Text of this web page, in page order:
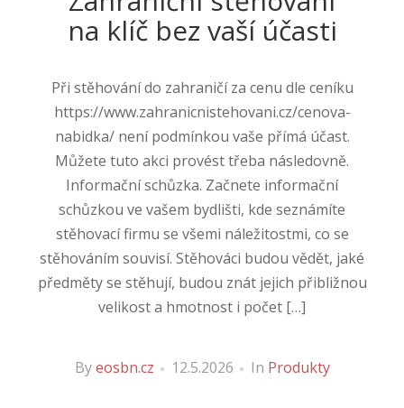
na klíč bez vaší účasti
Při stěhování do zahraničí za cenu dle ceníku
https://www.zahranicnistehovani.cz/cenova-
nabidka/ není podmínkou vaše přímá účast.
Můžete tuto akci provést třeba následovně.
Informační schůzka. Začnete informační
schůzkou ve vašem bydlišti, kde seznámíte
stěhovací firmu se všemi náležitostmi, co se
stěhováním souvisí. Stěhováci budou vědět, jaké
předměty se stěhují, budou znát jejich přibližnou
velikost a hmotnost i počet […]
Byeosbn.cz 12.5.2026 In Produkty